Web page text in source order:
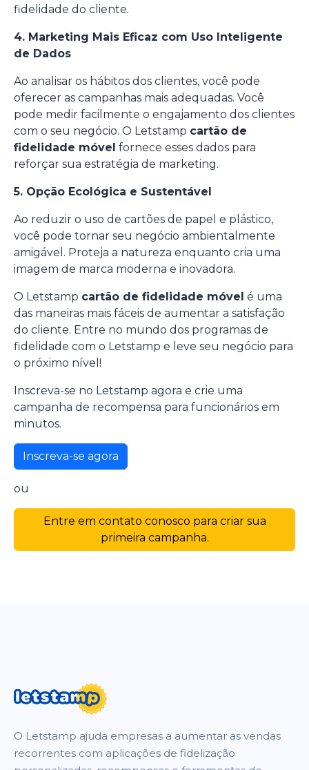
fidelidade do cliente.
4. Marketing Mais Eficaz com Uso Inteligente
de Dados
Ao analisar os hábitos dos clientes, você pode
oferecer as campanhas mais adequadas. Você
pode medir facilmente o engajamento dos clientes
com o seu negócio. O Letstamp cartão de
fidelidade móvel fornece esses dados para
reforçar sua estratégia de marketing.
5. Opção Ecológica e Sustentável
Ao reduzir o uso de cartões de papel e plástico,
você pode tornar seu negócio ambientalmente
amigável. Proteja a natureza enquanto cria uma
imagem de marca moderna e inovadora.
O Letstamp cartão de fidelidade móvel é uma
das maneiras mais fáceis de aumentar a satisfação
do cliente. Entre no mundo dos programas de
fidelidade com o Letstamp e leve seu negócio para
o próximo nível!
Inscreva-se no Letstamp agora e crie uma
campanha de recompensa para funcionários em
minutos.
Inscreva-se agora
ou
Entre em contato conosco para criar sua
primeira campanha.
O Letstamp ajuda empresas a aumentar as vendas
recorrentes com aplicações de fidelização